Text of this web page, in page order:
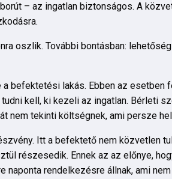
– az ingatlan biztonságos. A
oszlik. További bontásban:
befektetési lakás. Ebben az esetben
kell, ki kezeli az ingatlan. Bérleti
nem tekinti költségnek, ami persze
Itt a befektető nem közvetlen
részesedik. Ennek az az előnye,
rendelkezésre állnak, ami